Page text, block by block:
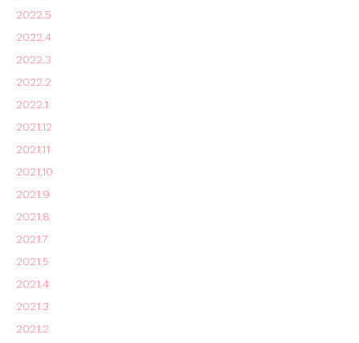
2022.5
2022.4
2022.3
2022.2
2022.1
2021.12
2021.11
2021.10
2021.9
2021.8
2021.7
2021.5
2021.4
2021.3
2021.2